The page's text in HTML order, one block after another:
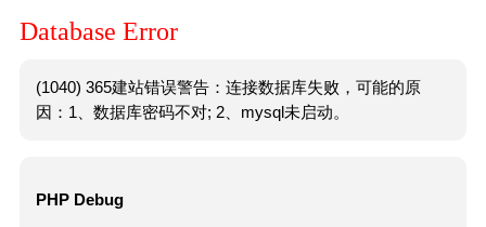
Database Error
(1040) 365建站错误警告：连接数据库失败，可能的原
因：1、数据库密码不对; 2、mysql未启动。
PHP Debug